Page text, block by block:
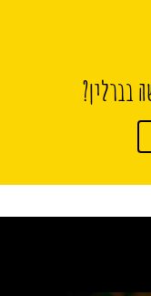
בברלין?